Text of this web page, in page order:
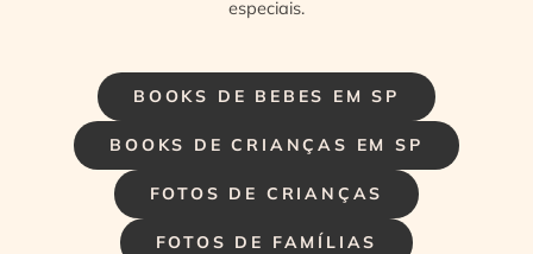
BOOKS DE BEBES EM SP
BOOKS DE CRIANÇAS EM SP
FOTOS DE CRIANÇAS
FOTOS DE FAMÍLIAS
especiais.